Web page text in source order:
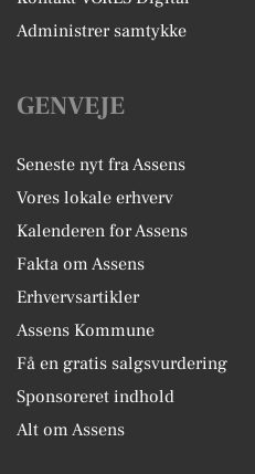
Administrer samtykke
GENVEJE
Seneste nyt fra Assens
Vores lokale erhverv
Kalenderen for Assens
Fakta om Assens
Erhvervsartikler
Assens Kommune
Få en gratis salgsvurdering
Sponsoreret indhold
Alt om Assens